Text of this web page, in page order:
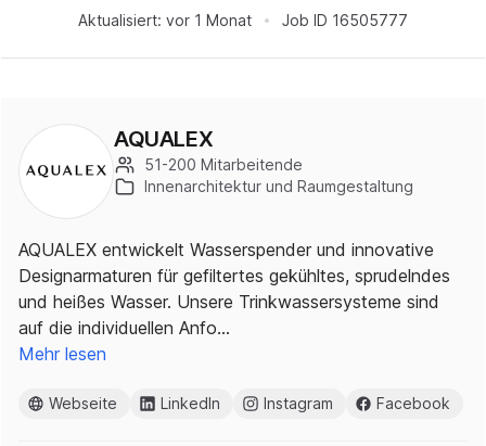
Aktualisiert: vor 1 Monat Job ID 16505777
AQUALEX
51-200 Mitarbeitende
Innenarchitektur und Raumgestaltung
AQUALEX entwickelt Wasserspender und innovative
Designarmaturen für gefiltertes gekühltes, sprudelndes
und heißes Wasser. Unsere Trinkwassersysteme sind
auf die individuellen Anfo…
Mehr lesen
Webseite LinkedIn Instagram Facebook